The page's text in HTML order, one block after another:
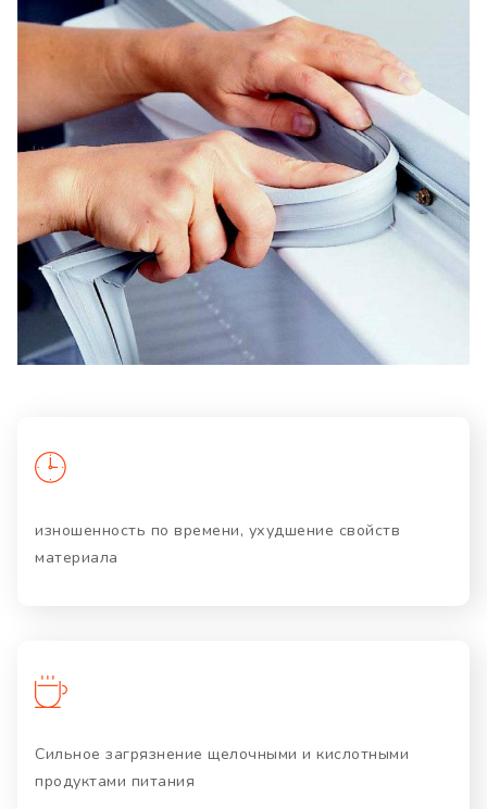
изношенность по времени, ухудшение свойств
материала
Сильное загрязнение щелочными и кислотными
продуктами питания